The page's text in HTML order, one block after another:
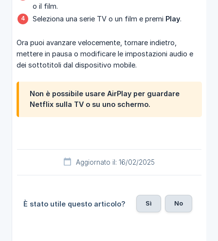
o il film.
Seleziona una serie TV o un film e premi Play.
Ora puoi avanzare velocemente, tornare indietro,
mettere in pausa o modificare le impostazioni audio e
dei sottotitoli dal dispositivo mobile.
Non è possibile usare AirPlay per guardare
Netflix sulla TV o su uno schermo.
Aggiornato il: 16/02/2025
È stato utile questo articolo? Sì No